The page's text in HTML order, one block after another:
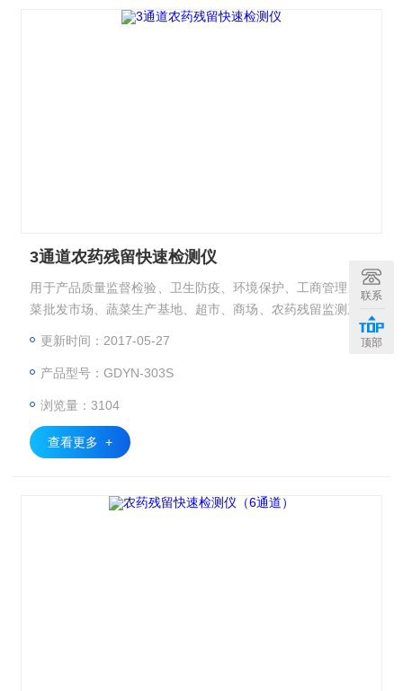
3通道农药残留快速检测仪
用于产品质量监督检验、卫生防疫、环境保护、工商管理、蔬
菜批发市场、蔬菜生产基地、超市、商场、农药残留监测系统
更新时间：2017-05-27
产品型号：GDYN-303S
浏览量：3104
查看更多 +
联系
顶部